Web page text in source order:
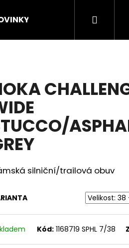
Hledat
silniční/trailová obuv
Kód: 1168719 SPHL 7/38